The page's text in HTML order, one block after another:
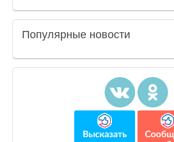
Популярные новости